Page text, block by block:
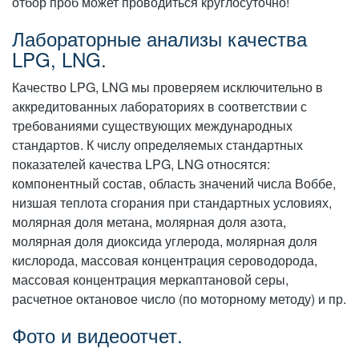
Лабораторные анализы качества
LPG, LNG.
Качество LPG, LNG мы проверяем исключительно в
аккредитованных лабораториях в соответствии с
требованиями существующих международных
стандартов. К числу определяемых стандартных
показателей качества LPG, LNG относятся:
компонентный состав, область значений числа Воббе,
низшая теплота сгорания при стандартных условиях,
молярная доля метана, молярная доля азота,
молярная доля диоксида углерода, молярная доля
кислорода, массовая концентрация сероводорода,
массовая концентрация меркаптановой серы,
расчетное октановое число (по моторному методу) и пр.
Фото и видеоотчет.